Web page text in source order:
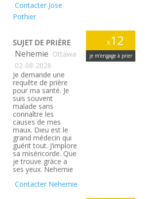
Contacter Jose
Pothier
x12
je m’engage à prier
SUJET DE PRIÈRE
Nehemie Ottawa
02-08-2026
Je demande une
requête de prière
pour ma santé. Je
suis souvent
malade sans
connaître les
causes de mes
maux. Dieu est le
grand médecin qui
guérit tout. J’implore
sa miséricorde. Que
je trouve gràce a
ses yeux. Nehemie
Contacter Nehemie